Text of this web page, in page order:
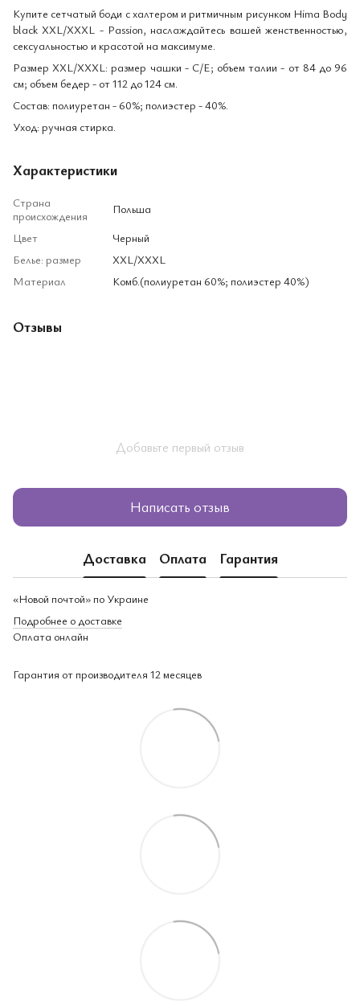
Купите сетчатый боди с халтером и ритмичным рисунком Hima Body
black XXL/XXXL - Passion, наслаждайтесь вашей женственностью,
сексуальностью и красотой на максимуме.
Размер XXL/XXXL: размер чашки - C/E; объем талии - от 84 до 96
см; объем бедер - от 112 до 124 см.
Состав: полиуретан - 60%; полиэстер - 40%.
Уход: ручная стирка.
Характеристики
Страна
происхождения
Польша
Цвет
Черный
Белье: размер
XXL/XXXL
Материал
Комб.(полиуретан 60%; полиэстер 40%)
Отзывы
Добавьте первый отзыв
Написать отзыв
Доставка Оплата Гарантия
«Новой почтой» по Украине
Подробнее о доставке
Оплата онлайн
Гарантия от производителя 12 месяцев